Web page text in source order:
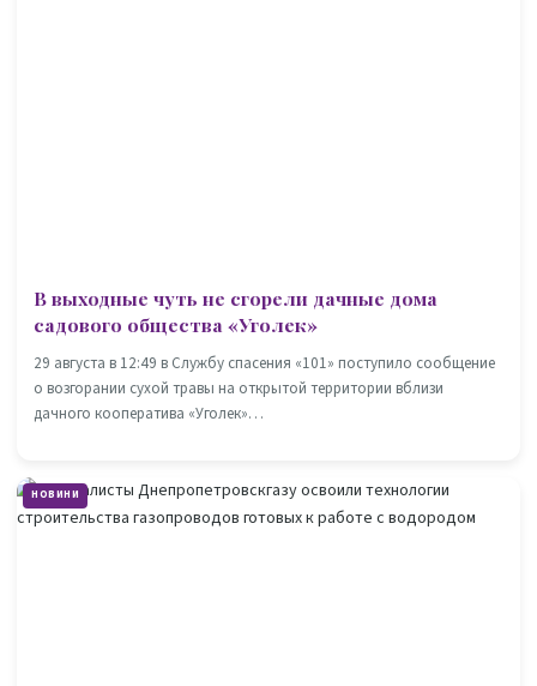
В выходные чуть не сгорели дачные дома
садового общества «Уголек»
29 августа в 12:49 в Службу спасения «101» поступило сообщение
о возгорании сухой травы на открытой территории вблизи
дачного кооператива «Уголек»…
НОВИНИ